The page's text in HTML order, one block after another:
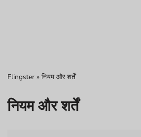
Flingster » नियम और शर्तें
नियम और शर्तें